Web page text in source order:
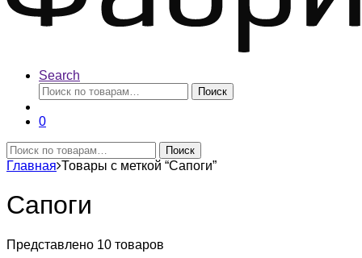
Search
Искать:
Поиск
0
Искать:
Поиск
Главная Товары с меткой “Сапоги”
Сапоги
Представлено 10 товаров